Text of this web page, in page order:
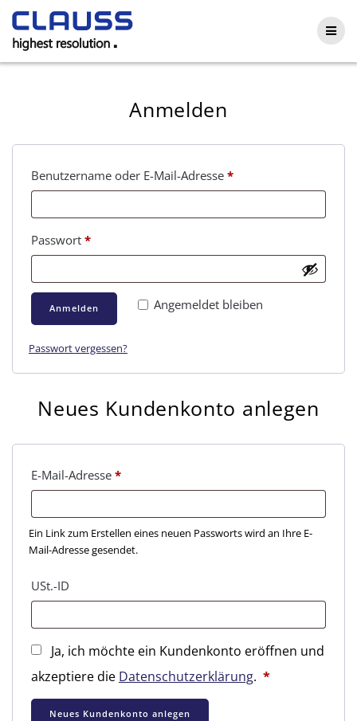
Anmelden
Benutzername oder E-Mail-Adresse *Erforderlich
Passwort *Erforderlich
Angemeldet bleiben
Anmelden
Passwort vergessen?
Neues Kundenkonto anlegen
E-Mail-Adresse *Erforderlich
Ein Link zum Erstellen eines neuen Passworts wird an Ihre E-
Mail-Adresse gesendet.
USt.-ID
Ja, ich möchte ein Kundenkonto eröffnen und
akzeptiere die Datenschutzerklärung. *Erforderlich
Neues Kundenkonto anlegen